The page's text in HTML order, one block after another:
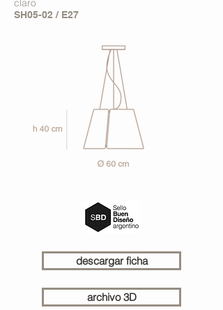
claro
SH05-02 / E27
descargar ficha
archivo 3D